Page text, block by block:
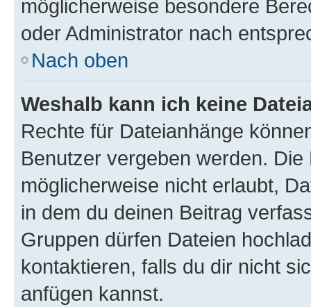
möglicherweise besondere
oder Administrator nach
Nach oben
Weshalb kann ich keine
Rechte für Dateianhänge
Benutzer vergeben werden.
möglicherweise nicht erlaubt,
in dem du deinen Beitrag
Gruppen dürfen Dateien
kontaktieren, falls du dir nicht
anfügen kannst.